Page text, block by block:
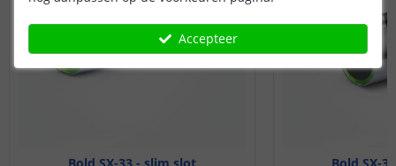
Accepteer